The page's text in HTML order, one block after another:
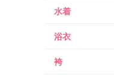
水着
浴衣
袴